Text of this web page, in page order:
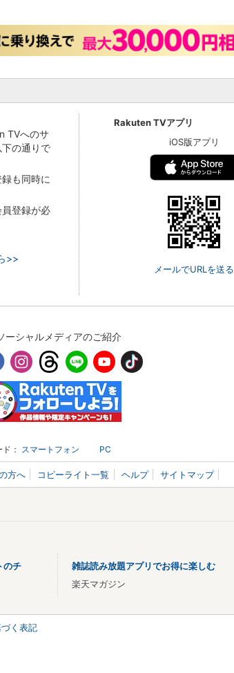
TVへのサ
の通りで
も同時に
登録が必
>>
Rakuten TVアプリ
iOS版アプリ
メールでURLを送る
ーシャルメディアのご紹介
： スマートフォン PC
方へ コピーライト一覧 ヘルプ サイトマップ
のチ
雑誌読み放題アプリでお得に楽しむ
楽天マガジン
く表記